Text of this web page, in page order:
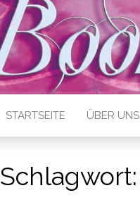
STARTSEITE ÜBER UNS
Schlagwort: